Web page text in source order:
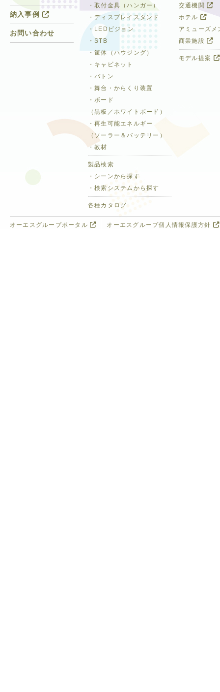
納入事例
お問い合わせ
交通機関
ホテル
アミューズ
商業施設
モデル提案
・取付金具（ハンガー）
・ディスプレイスタンド
・LEDビジョン
・STB
・筐体（ハウジング）
・キャビネット
・バトン
・舞台・からくり装置
・ボード
（黒板／ホワイトボード）
・再生可能エネルギー
（ソーラー＆バッテリー）
・教材
製品検索
・シーンから探す
・検索システムから探す
各種カタログ
オーエスグループポータル オーエスグループ個人情報保護方針